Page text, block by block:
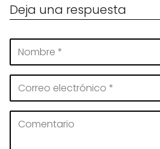
Deja una respuesta